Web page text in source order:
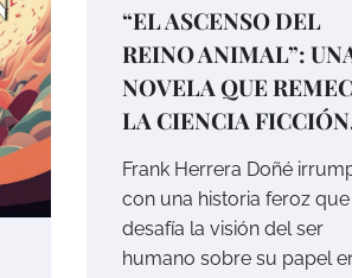
“EL ASCENSO DEL
REINO ANIMAL”:
NOVELA QUE
LA CIENCIA
Frank Herrera Doñé
con una historia feroz que
desafía la visión del ser
humano sobre su papel